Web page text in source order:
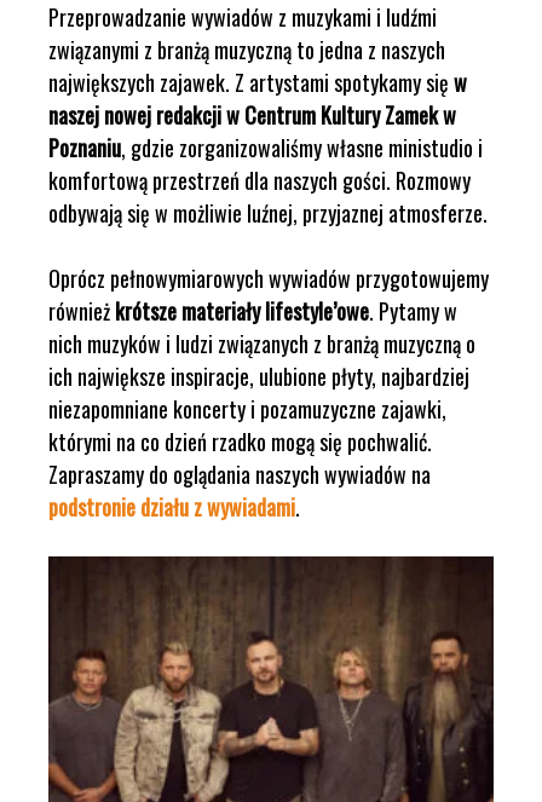
Przeprowadzanie wywiadów z muzykami i ludźmi
związanymi z branżą muzyczną to jedna z naszych
największych zajawek. Z artystami spotykamy sięw
naszej nowej redakcji w Centrum Kultury Zamek w
Poznaniu, gdzie zorganizowaliśmy własne ministudio i
komfortową przestrzeń dla naszych gości. Rozmowy
odbywają się w możliwie luźnej, przyjaznej atmosferze.
Oprócz pełnowymiarowych wywiadów przygotowujemy
równieżkrótsze materiały lifestyle’owe. Pytamy w
nich muzyków i ludzi związanych z branżą muzyczną o
ich największe inspiracje, ulubione płyty, najbardziej
niezapomniane koncerty i pozamuzyczne zajawki,
którymi na co dzień rzadko mogą się pochwalić.
Zapraszamy do oglądania naszych wywiadów na
podstronie działu z wywiadami.